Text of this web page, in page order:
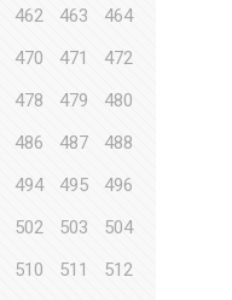
462 463
464
470 471
472
478 479
480
486 487
488
494 495
496
502 503
504
510 511
512